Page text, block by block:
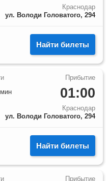
Краснодар
ул. Володи Головатого, 294
Найти билеты
01:00
Краснодар
ул. Володи Головатого, 294
мин
Найти билеты